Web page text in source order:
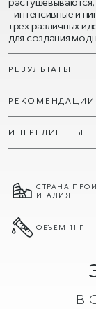
- интенсивные и
трех различных
для создания
РЕЗУЛЬТАТЫ
ИНГРЕДИЕНТЫ
СТРАНА
ИТАЛИЯ
ОБЪЕМ 11 Г
в